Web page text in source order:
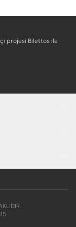
projesi Bilettos ile